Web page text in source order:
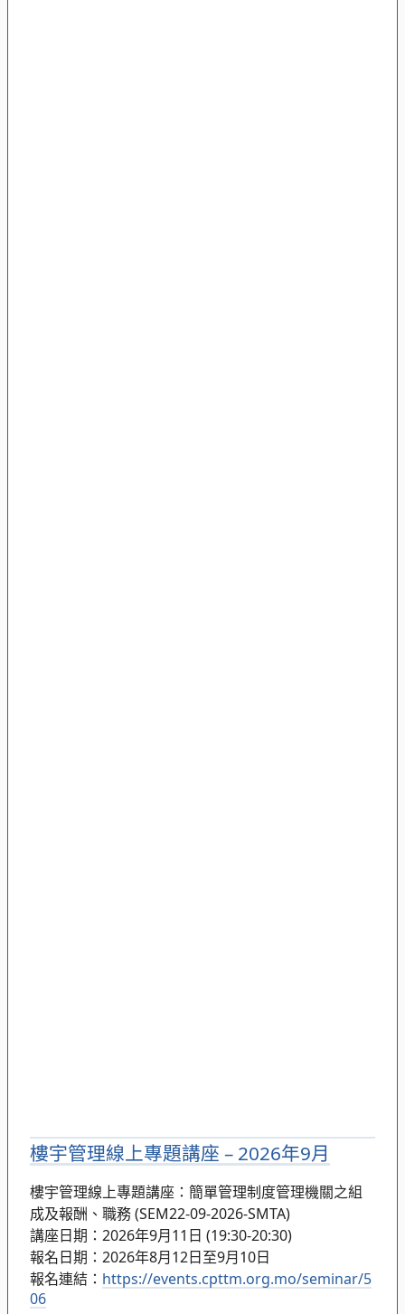
樓宇管理線上專題講座 – 2026年9月
樓宇管理線上專題講座：簡單管理制度管理機關之組
成及報酬、職務 (SEM22-09-2026-SMTA)
講座日期：2026年9月11日 (19:30-20:30)
報名日期：2026年8月12日至9月10日
報名連結： https://events.cpttm.org.mo/seminar/5
06